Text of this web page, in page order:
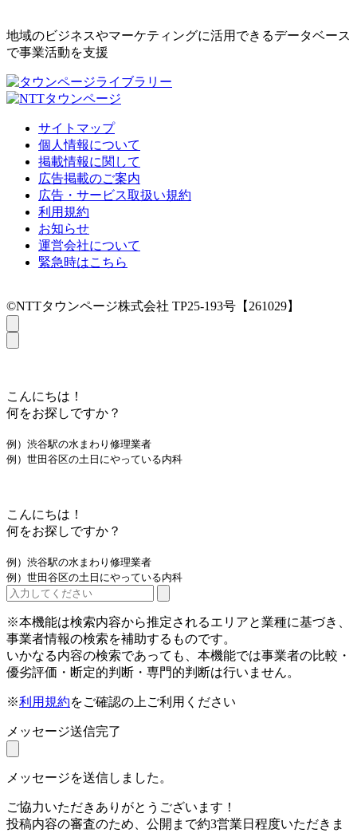
地域のビジネスやマーケティングに活用できるデータベース
で事業活動を支援
サイトマップ
個人情報について
掲載情報に関して
広告掲載のご案内
広告・サービス取扱い規約
利用規約
お知らせ
運営会社について
緊急時はこちら
©NTTタウンページ株式会社 TP25-193号【261029】
こんにちは！
何をお探しですか？
例）渋谷駅の水まわり修理業者
例）世田谷区の土日にやっている内科
こんにちは！
何をお探しですか？
例）渋谷駅の水まわり修理業者
例）世田谷区の土日にやっている内科
※本機能は検索内容から推定されるエリアと業種に基づき、
事業者情報の検索を補助するものです。
いかなる内容の検索であっても、本機能では事業者の比較・
優劣評価・断定的判断・専門的判断は行いません。
※利用規約をご確認の上ご利用ください
メッセージ送信完了
メッセージを送信しました。
ご協力いただきありがとうございます！
投稿内容の審査のため、公開まで約3営業日程度いただきま